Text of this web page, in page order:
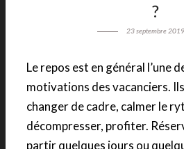
?
23 septembre 2019
Le repos est en général l’une
motivations des vacanciers.
changer de cadre, calmer le
décompresser, profiter.
partir quelques jours ou